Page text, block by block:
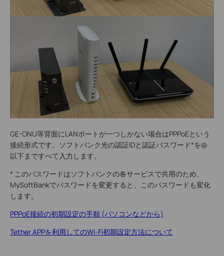
GE-ONU等背面にLANポートが一つしかない場合はPPPoEという
接続形式です。ソフトバンク光の認証IDと認証パスワード*を@
以下まですべて入力します。
* このパスワードはソフトバンクの各サービスで共用のため、
MySoftBankでパスワードを変更すると、このパスワードも変化
します。
PPPoE接続の初期設定の手順 (パソコンなどから)
Tether APPを利用してのWi-Fi初期設定方法について